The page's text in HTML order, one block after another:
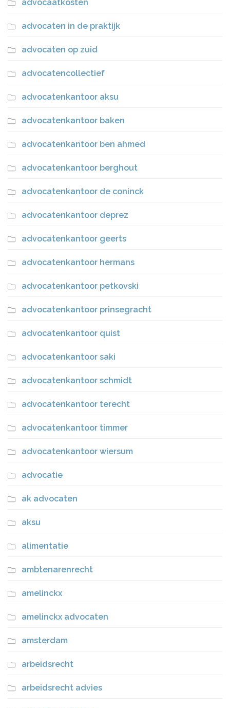
advocaatkosten
advocaten in de praktijk
advocaten op zuid
advocatencollectief
advocatenkantoor aksu
advocatenkantoor baken
advocatenkantoor ben ahmed
advocatenkantoor berghout
advocatenkantoor de coninck
advocatenkantoor deprez
advocatenkantoor geerts
advocatenkantoor hermans
advocatenkantoor petkovski
advocatenkantoor prinsegracht
advocatenkantoor quist
advocatenkantoor saki
advocatenkantoor schmidt
advocatenkantoor terecht
advocatenkantoor timmer
advocatenkantoor wiersum
advocatie
ak advocaten
aksu
alimentatie
ambtenarenrecht
amelinckx
amelinckx advocaten
amsterdam
arbeidsrecht
arbeidsrecht advies